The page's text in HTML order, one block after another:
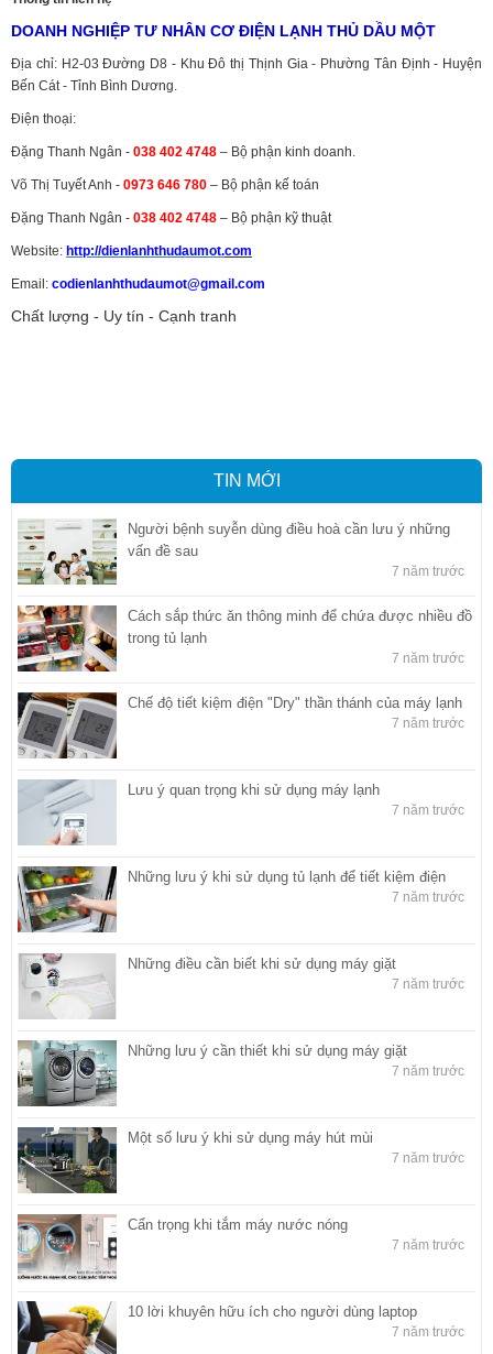
DOANH NGHIỆP TƯ NHÂN CƠ ĐIỆN LẠNH THỦ DẦU MỘT
Địa chỉ: H2-03 Đường D8 - Khu Đô thị Thịnh Gia - Phường Tân Định - Huyện
Bến Cát - Tỉnh Bình Dương.
Điện thoại:
Đặng Thanh Ngân - 038 402 4748 – Bộ phận kinh doanh.
Võ Thị Tuyết Anh - 0973 646 780 – Bộ phận kế toán
Đặng Thanh Ngân - 038 402 4748 – Bộ phận kỹ thuật
Website: http://dienlanhthudaumot.com
Email: codienlanhthudaumot@gmail.com
Chất lượng - Uy tín - Cạnh tranh
TIN MỚI
Người bệnh suyễn dùng điều hoà cần lưu ý những
vấn đề sau
7 năm trước
Cách sắp thức ăn thông minh để chứa được nhiều đồ
trong tủ lạnh
7 năm trước
Chế độ tiết kiệm điện "Dry" thần thánh của máy lạnh
7 năm trước
Lưu ý quan trọng khi sử dụng máy lạnh
7 năm trước
Những lưu ý khi sử dụng tủ lạnh để tiết kiệm điện
7 năm trước
Những điều cần biết khi sử dụng máy giặt
7 năm trước
Những lưu ý cần thiết khi sử dụng máy giặt
7 năm trước
Một số lưu ý khi sử dụng máy hút mùi
7 năm trước
Cẩn trọng khi tắm máy nước nóng
7 năm trước
10 lời khuyên hữu ích cho người dùng laptop
7 năm trước